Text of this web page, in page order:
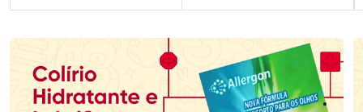
Laboratório
Por Menos